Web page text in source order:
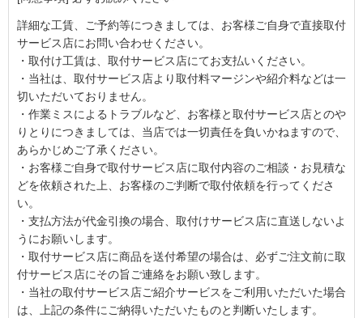
詳細な工賃、ご予約等につきましては、お客様ご自身で直接取付
サービス店にお問い合わせください。
・取付け工賃は、取付サービス店にてお支払いください。
・当社は、取付サービス店より取付料マージンや紹介料などは一
切いただいておりません。
・作業ミスによるトラブルなど、お客様と取付サービス店とのや
りとりにつきましては、当店では一切責任を負いかねますので、
あらかじめご了承ください。
・お客様ご自身で取付サービス店に取付内容のご相談・お見積な
どを依頼された上、お客様のご判断で取付依頼を行ってくださ
い。
・支払方法が代金引換の場合、取付けサービス店に直送しないよ
うにお願いします。
・取付サービス店に商品を送付希望の場合は、必ずご注文前に取
付サービス店にその旨ご連絡をお願い致します。
・当社の取付サービス店ご紹介サービスをご利用いただいた場合
は、上記の条件にご納得いただいたものと判断いたします。